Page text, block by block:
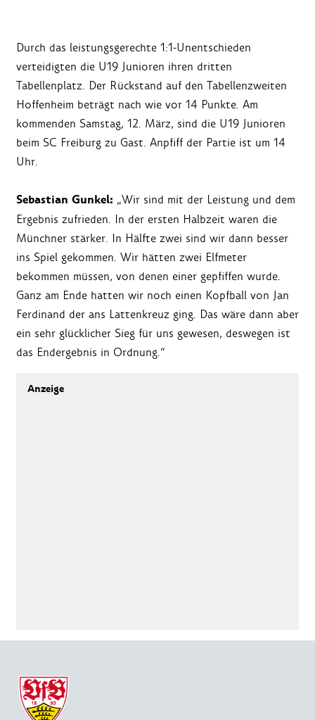
Durch das leistungsgerechte 1:1-Unentschieden
verteidigten die U19 Junioren ihren dritten
Tabellenplatz. Der Rückstand auf den Tabellenzweiten
Hoffenheim beträgt nach wie vor 14 Punkte. Am
kommenden Samstag, 12. März, sind die U19 Junioren
beim SC Freiburg zu Gast. Anpfiff der Partie ist um 14
Uhr.
Sebastian Gunkel: „Wir sind mit der Leistung und dem
Ergebnis zufrieden. In der ersten Halbzeit waren die
Münchner stärker. In Hälfte zwei sind wir dann besser
ins Spiel gekommen. Wir hätten zwei Elfmeter
bekommen müssen, von denen einer gepfiffen wurde.
Ganz am Ende hatten wir noch einen Kopfball von Jan
Ferdinand der ans Lattenkreuz ging. Das wäre dann aber
ein sehr glücklicher Sieg für uns gewesen, deswegen ist
das Endergebnis in Ordnung.“